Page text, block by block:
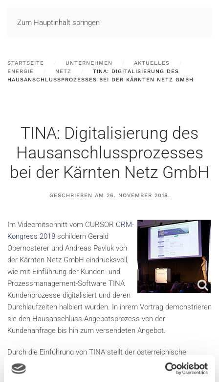
Zum Hauptinhalt springen
STARTSEITE UNTERNEHMEN
AKTUELLES
ENERGIE
NETZ
TINA: DIGITALISIERUNG DES
HAUSANSCHLUSSPROZESSES BEI DER KÄRNTEN NETZ GMBH
TINA: Digitalisierung des
Hausanschlussprozesses
bei der Kärnten Netz GmbH
GESCHRIEBEN AM 26. NOVEMBER 2018.
Im Videomitschnitt vom CURSOR CRM-
Kongress 2018 schildern Gerald
Obernosterer und Andreas Pavluk von
der Kärnten Netz GmbH eindrucksvoll,
wie mit Einführung der Kunden- und
Prozessmanagement-Software TINA
Kundenprozesse digitalisiert und deren
Durchlaufzeiten halbiert wurden. In ihrem Vortrag demonstrieren
sie den Hausanschluss-Angebotsprozess von der
Kundenanfrage bis hin zum versendeten Angebot.
Durch die Einführung von TINA stellt der österreichische
Netzbetreiber seinen Interessenten und Kunden eine attraktive
Möglichkeit zur Verfügung, um online auf unkomplizierte Weise